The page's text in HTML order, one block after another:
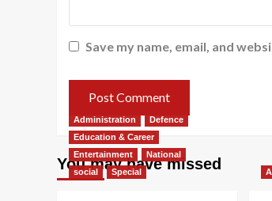
Save my name, email, and
You may have missed
Administration
Defence
Education & Career
Entertainment
National
social
Special